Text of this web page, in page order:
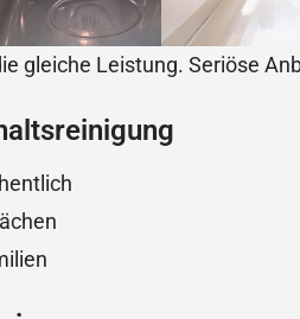
gleiche Leistung. Seriöse